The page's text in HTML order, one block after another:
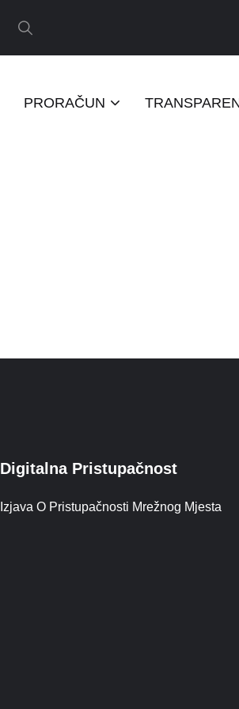
PRORAČUN
Digitalna Pristupačnost
Izjava O Pristupačnosti Mrežnog Mjesta